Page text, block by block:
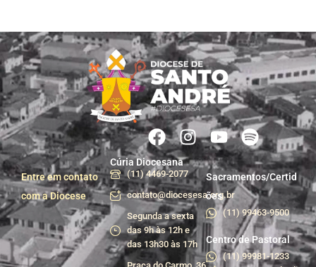
Entre em contato
com a Diocese
Cúria Diocesana
(11) 4469-2077
contato@diocesesa.org.br
Segunda a sexta
das 9h às 12h e
das 13h30 às 17h
Sacramentos/Certid
ões
(11) 99463-9500
Centro de Pastoral
(11) 99981-1233